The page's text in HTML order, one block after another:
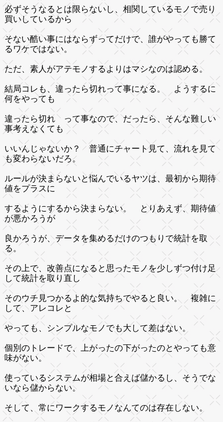
必ずそうなるとは限らないし、相関しているモノで売り
買いしているから
そない酷い事にはならずってだけで、誰がやっても勝て
るワケではない。
ただ、素人がアテモノするよりはマシなのは認める。
結局コレも、違ったら切れって事になる。 ようするに
何をやっても
違ったら切れ って事なので、だったら、そんな難しい
事考えなくても
いいんじゃないか？ 普通にチャート見て、流れを見て
も変わらないだろ。
ルールが決まらないと悩んでいるヤツは、最初から期待
値をプラスに
するようにするから決まらない。 とりあえず、期待値
が悪かろうが
良かろうが、データを集めるだけのつもりで統計を取
る。
その上で、改善点になると思ったモノを少しずつ付け足
して統計を取り直し
そのウチ見つかるよ的な気持ちでやると良い。 複雑に
して、アレコレと
やっても、シンプルなモノでも大して差はない。
個別のトレードで、上がったの下がったのとやっても意
味がない。
使っているシステムが相場と合えば儲かるし、そうでな
いなら儲からない。
そして、常にワークするモノなんてのは存在しない。